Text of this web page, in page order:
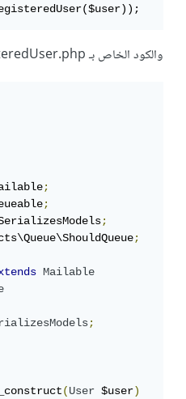
والكود الخاص بـ RegsiteredUser.php:
;
;
;
;
Mailable
;
(User $user)